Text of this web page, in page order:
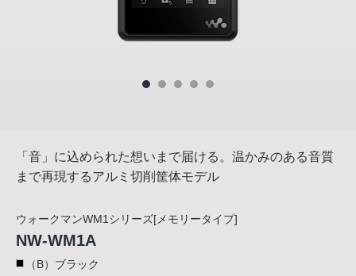
「音」に込められた想いまで届ける。温かみのある音質
まで再現するアルミ切削筐体モデル
ウォークマンWM1シリーズ[メモリータイプ]
NW-WM1A
（B）ブラック